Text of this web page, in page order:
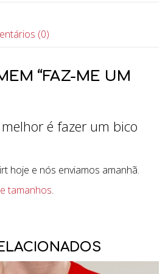
(0)
“FAZ-ME UM
é fazer um bico
hoje e nós enviamos amanhã.
tamanhos.